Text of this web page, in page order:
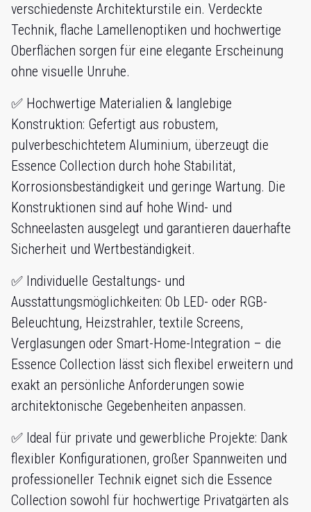
verschiedenste Architekturstile ein. Verdeckte
Technik, flache Lamellenoptiken und hochwertige
Oberflächen sorgen für eine elegante Erscheinung
ohne visuelle Unruhe.
✅ Hochwertige Materialien & langlebige
Konstruktion: Gefertigt aus robustem,
pulverbeschichtetem Aluminium, überzeugt die
Essence Collection durch hohe Stabilität,
Korrosionsbeständigkeit und geringe Wartung. Die
Konstruktionen sind auf hohe Wind- und
Schneelasten ausgelegt und garantieren dauerhafte
Sicherheit und Wertbeständigkeit.
✅ Individuelle Gestaltungs- und
Ausstattungsmöglichkeiten: Ob LED- oder RGB-
Beleuchtung, Heizstrahler, textile Screens,
Verglasungen oder Smart-Home-Integration – die
Essence Collection lässt sich flexibel erweitern und
exakt an persönliche Anforderungen sowie
architektonische Gegebenheiten anpassen.
✅ Ideal für private und gewerbliche Projekte: Dank
flexibler Konfigurationen, großer Spannweiten und
professioneller Technik eignet sich die Essence
Collection sowohl für hochwertige Privatgärten als